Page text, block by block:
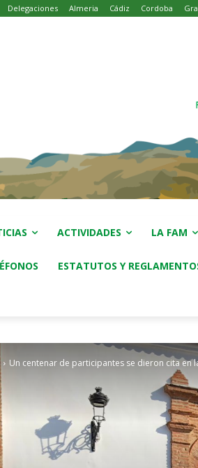
Delegaciones Almeria Cádiz Cordoba
ACTIVIDADES LA FAM
ESTATUTOS Y
Un centenar de participantes se dieron cita en